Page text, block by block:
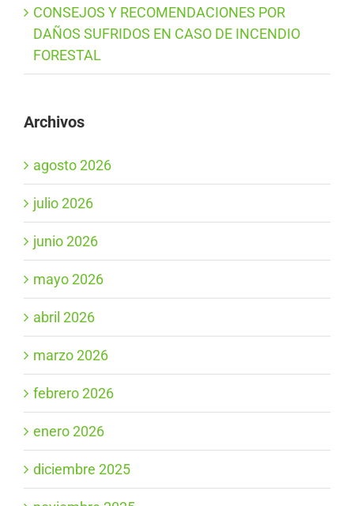
CONSEJOS Y RECOMENDACIONES POR
DAÑOS SUFRIDOS EN CASO DE INCENDIO
FORESTAL
Archivos
agosto 2026
julio 2026
junio 2026
mayo 2026
abril 2026
marzo 2026
febrero 2026
enero 2026
diciembre 2025